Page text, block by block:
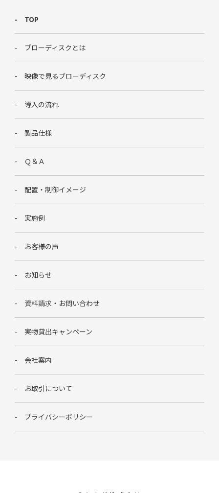
TOP
ブローディスクとは
映像で見るブローディスク
導入の流れ
製品仕様
Ｑ＆Ａ
配置・制御イメージ
実施例
お客様の声
お知らせ
資料請求・お問い合わせ
実物貸出キャンペーン
会社案内
お取引について
プライバシーポリシー